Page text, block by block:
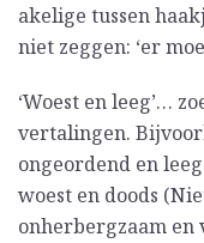
akelige tussen
niet zeggen: ‘er
‘Woest en leeg’…
vertalingen.
ongeordend en
woest en doods
onherbergzaam en